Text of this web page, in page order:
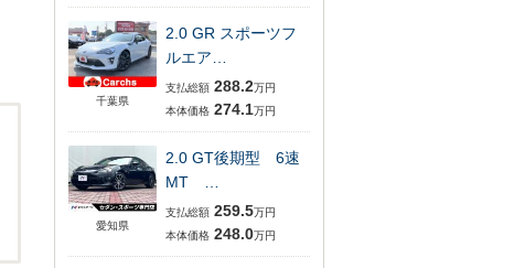
千葉県
2.0 GR スポーツフ
ルエア…
支払総額 288.2万円
本体価格 274.1万円
愛知県
2.0 GT後期型 6速
MT …
支払総額 259.5万円
本体価格 248.0万円